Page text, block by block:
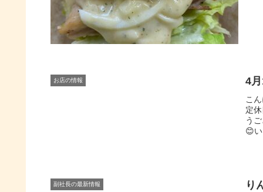
お店の情報 4
こ
定
う
😊
副社長の最新情報 り